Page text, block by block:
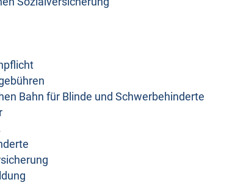
Bahn für Blinde und Schwerbehinderte